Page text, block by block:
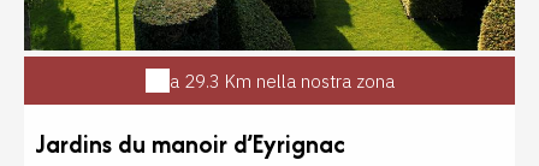
a 29.3 Km nella nostra zona
Jardins du manoir d’Eyrignac